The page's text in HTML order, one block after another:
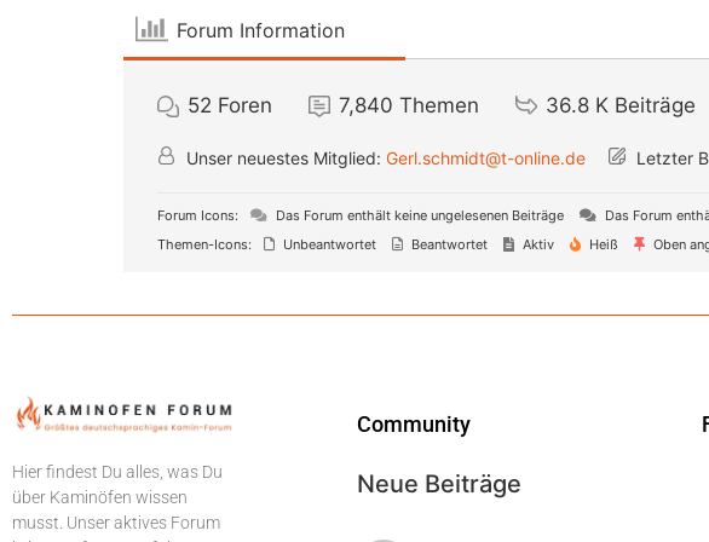
Forum Information
52 Foren 7,840 Themen 36.8 K Beiträge
Unser neuestes Mitglied: Gerl.schmidt@t-online.de Letzter
Forum Icons: Das Forum enthält keine ungelesenen Beiträge
Das Forum
Themen-Icons:
Unbeantwortet Beantwortet Aktiv Heiß Oben
Hier findest Du alles, was Du
über Kaminöfen wissen
musst. Unser aktives Forum
Community
Neue Beiträge